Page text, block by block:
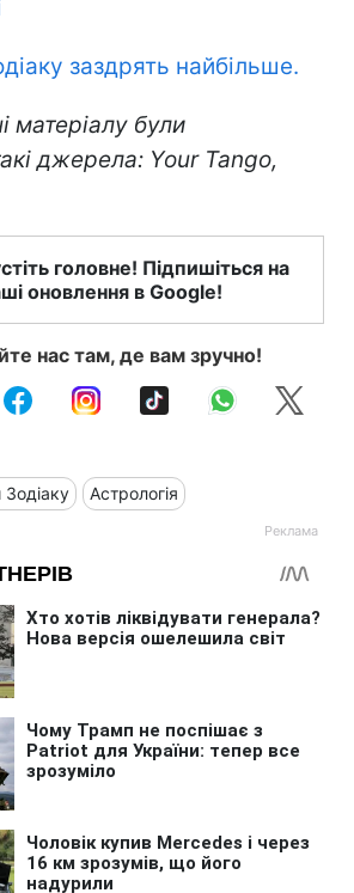
заздрять найбільше.
матеріалу були
джерела: YourTango,
головне! Підпишіться на
оновлення в Google!
нас там, де вам зручно!
Зодіаку Астрологія